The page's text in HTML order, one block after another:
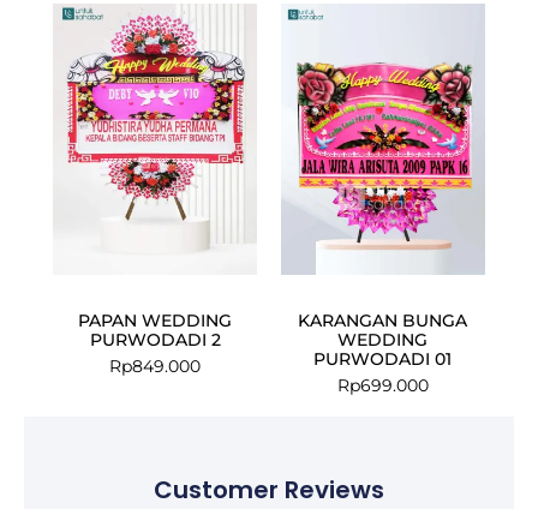
PAPAN WEDDING
PURWODADI 2
Rp849.000
KARANGAN BUNGA
WEDDING
PURWODADI 01
Rp699.000
Customer Reviews